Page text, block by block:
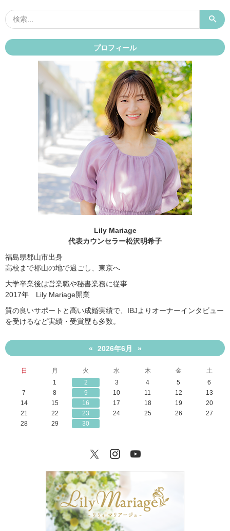
プロフィール
Lily Mariage
代表カウンセラー松沢明希子
福島県郡山市出身
高校まで郡山の地で過ごし、東京へ
大学卒業後は営業職や秘書業務に従事
2017年 Lily Mariage開業
質の良いサポートと高い成婚実績で、IBJよりオーナーインタビュー
を受けるなど実績・受賞歴も多数。
« 2026年6月 »
日 月 火 水 木 金
土
1
2 3 4 5
6
7
8 9 10 11 12
13
14
15 16 17 18 19
20
21
22 23 24 25 26
27
28
29 30
TwitterInstagram